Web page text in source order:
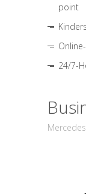
point
24/7-